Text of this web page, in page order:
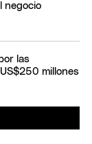
negocio
las
millones